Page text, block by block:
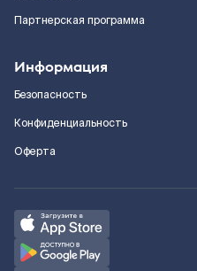
Партнерская программа
Информация
Безопасность
Конфиденциальность
Оферта